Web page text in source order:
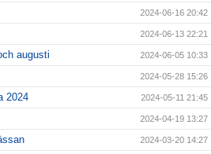
2024-06-16 20:42
2024-06-13 22:21
augusti 2024-06-05 10:33
2024-05-28 15:26
2024 2024-05-11 21:45
2024-04-19 13:27
2024-03-20 14:27